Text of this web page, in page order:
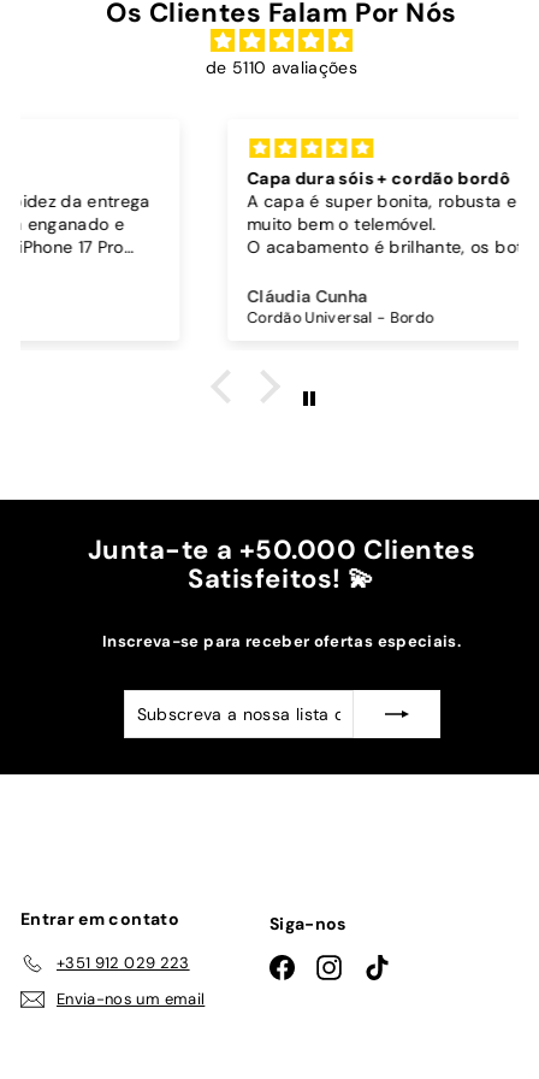
Os Clientes Falam Por Nós
de 5110 avaliações
Capa dura sóis + cordão bordô
A capa é super bonita, robusta e parece proteger
muito bem o telemóvel.
O acabamento é brilhante, os botões funcionam
Comprei também um cordão à parte para
pendurar o telemóvel e como a capa é dura o
é top, eu não uso no máximo e ele passa me a
Cordão Universal - Bordo
Junta-te a +50.000 Clientes
Satisfeitos! 💫
Inscreva-se para receber ofertas especiais.
Subscreva
a
Subscrever
Entrar em contato
+351 912 029 223
Envia-nos um email
Siga-nos
FacebookInstagramTikTok